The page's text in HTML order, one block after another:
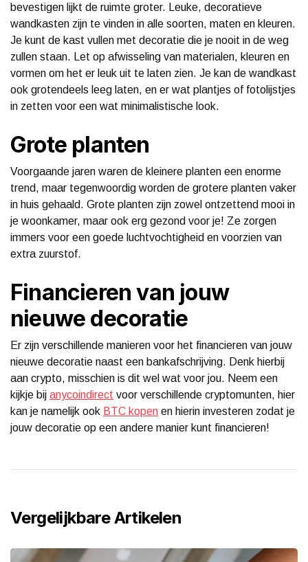
bevestigen lijkt de ruimte groter. Leuke, decoratieve
wandkasten zijn te vinden in alle soorten, maten en kleuren.
Je kunt de kast vullen met decoratie die je nooit in de weg
zullen staan. Let op afwisseling van materialen, kleuren en
vormen om het er leuk uit te laten zien. Je kan de wandkast
ook grotendeels leeg laten, en er wat plantjes of fotolijstjes
in zetten voor een wat minimalistische look.
Grote planten
Voorgaande jaren waren de kleinere planten een enorme
trend, maar tegenwoordig worden de grotere planten vaker
in huis gehaald. Grote planten zijn zowel ontzettend mooi in
je woonkamer, maar ook erg gezond voor je! Ze zorgen
immers voor een goede luchtvochtigheid en voorzien van
extra zuurstof.
Financieren van jouw
nieuwe decoratie
Er zijn verschillende manieren voor het financieren van jouw
nieuwe decoratie naast een bankafschrijving. Denk hierbij
aan crypto, misschien is dit wel wat voor jou. Neem een
kijkje bij anycoindirect voor verschillende cryptomunten, hier
kan je namelijk ook BTC kopen en hierin investeren zodat je
jouw decoratie op een andere manier kunt financieren!
Vergelijkbare Artikelen